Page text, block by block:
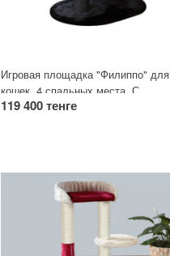
Игровая площадка "Филиппо" для
кошек. 4 спальных места. С
игрушкой на резинке.
119 400 тенге